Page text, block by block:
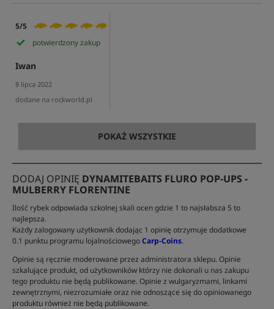
5/5
potwierdzony zakup
Iwan
8 lipca 2022
dodane na rockworld.pl
POKAŻ WSZYSTKIE
DODAJ OPINIĘ DYNAMITEBAITS FLURO POP-UPS -
MULBERRY FLORENTINE
Ilość rybek odpowiada szkolnej skali ocen gdzie 1 to najsłabsza 5 to
najlepsza.
Każdy zalogowany użytkownik dodając 1 opinię otrzymuje dodatkowe
0.1 punktu programu lojalnościowegoCarp-Coins.
Opinie są ręcznie moderowane przez administratora sklepu. Opinie
szkalujące produkt, od użytkowników którzy nie dokonali u nas zakupu
tego produktu nie będą publikowane. Opinie z wulgaryzmami, linkami
zewnętrznymi, niezrozumiałe oraz nie odnoszące się do opiniowanego
produktu również nie będą publikowane.